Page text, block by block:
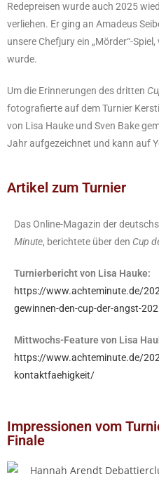
Redepreisen wurde auch 2025
verliehen. Er ging an Amadeus
unsere Chefjury ein „Mörder“-
wurde.
Um die Erinnerungen des dritten
fotografierte auf dem Turnier
von Lisa Hauke und Sven Bake
Jahr aufgezeichnet und kann auf
Artikel zum Turnier
Das Online-Magazin der
Minute, berichtete über den Cup
Turnierbericht von Lisa Hauke:
https://www.achteminute.de/
gewinnen-den-cup-der-angst-
Mittwochs-Feature von Lisa
https://www.achteminute.de/
kontaktfaehigkeit/
Impressionen vom
Finale